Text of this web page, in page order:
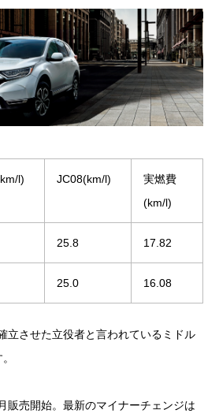
l) JC08(km/l)
実燃費
(km/l)
25.8 17.82
25.0 16.08
立させた立役者と言われているミドル
販売開始。最新のマイナーチェンジは